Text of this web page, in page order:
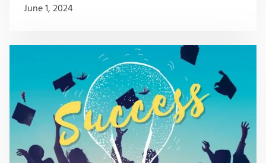
June 1, 2024